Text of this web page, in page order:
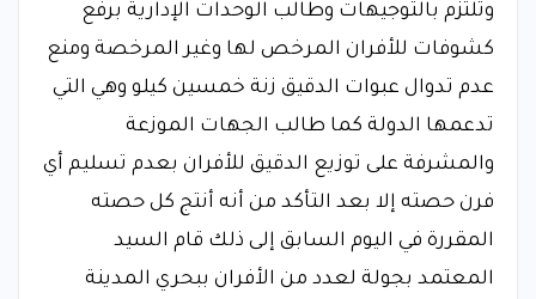
وتلتزم بالتوجيهات وطالب الوحدات الإدارية برفع
كشوفات للأفران المرخص لها وغير المرخصة ومنع
عدم تدوال عبوات الدقيق زنة خمسين كيلو وهي التي
تدعمها الدولة كما طالب الجهات الموزعة
والمشرفة على توزيع الدقيق للأفران بعدم تسليم أي
فرن حصته إلا بعد التأكد من أنه أنتج كل حصته
المقررة في اليوم السابق إلى ذلك قام السيد
المعتمد بجولة لعدد من الأفران ببحري المدينة